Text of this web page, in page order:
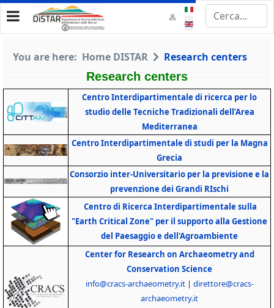
Select your language
You are here: Home DISTAR
Research centers
Research centers
Centro Interdipartimentale di ricerca per lo
studio delle Tecniche Tradizionali dell’Area
Mediterranea
Centro Interdipartimentale di studi per la Magna
Grecia
Consorzio inter-Universitario per la previsione e la
prevenzione dei Grandi RIschi
Centro di Ricerca Interdipartimentale sulla
"Earth Critical Zone" per il supporto alla Gestione
del Paesaggio e dell'Agroambiente
Center for Research on Archaeometry and
Conservation Science
info@cracs-archaeometry.it| direttore@cracs-
archaeometry.it